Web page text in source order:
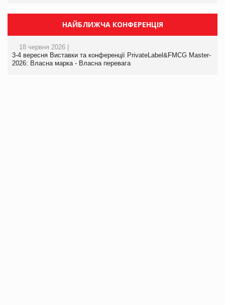
НАЙБЛИЖЧА КОНФЕРЕНЦІЯ
18 червня 2026 |
3-4 вересня Виставки та конференції PrivateLabel&FMCG Master-
2026: Власна марка - Власна перевага